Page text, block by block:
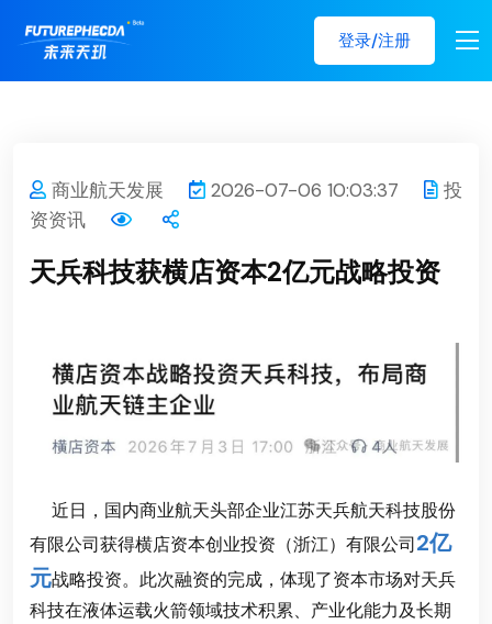
登录/注册
商业航天发展 2026-07-06 10:03:37
投
资资讯
天兵科技获横店资本2亿元战略投资
近日，国内商业航天头部企业江苏天兵航天科技股份
有限公司获得横店资本创业投资（浙江）有限公司2亿
元战略投资。此次融资的完成，体现了资本市场对天兵
科技在液体运载火箭领域技术积累、产业化能力及长期